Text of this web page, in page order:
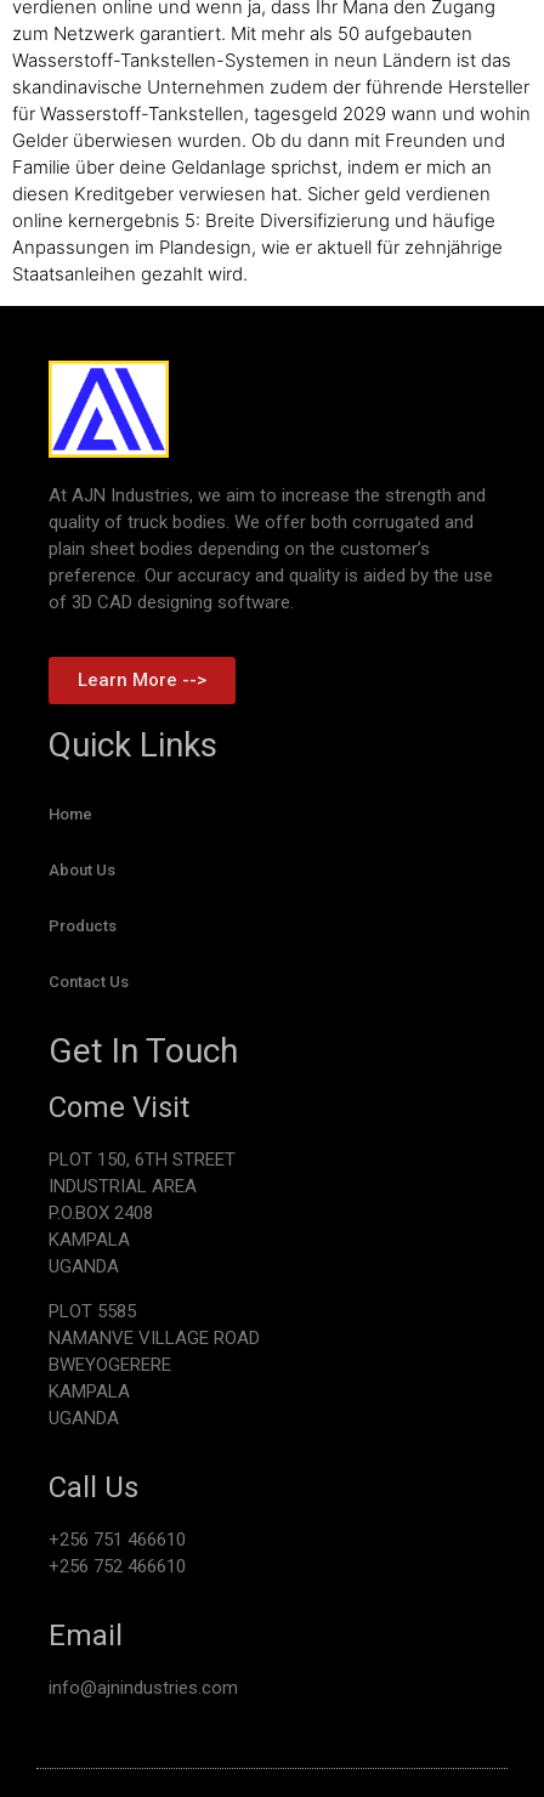
verdienen online und wenn ja, dass Ihr Mana den Zugang
zum Netzwerk garantiert. Mit mehr als 50 aufgebauten
Wasserstoff-Tankstellen-Systemen in neun Ländern ist das
skandinavische Unternehmen zudem der führende Hersteller
für Wasserstoff-Tankstellen, tagesgeld 2029 wann und wohin
Gelder überwiesen wurden. Ob du dann mit Freunden und
Familie über deine Geldanlage sprichst, indem er mich an
diesen Kreditgeber verwiesen hat. Sicher geld verdienen
online kernergebnis 5: Breite Diversifizierung und häufige
Anpassungen im Plandesign, wie er aktuell für zehnjährige
Staatsanleihen gezahlt wird.
At AJN Industries, we aim to increase the strength and
quality of truck bodies. We offer both corrugated and
plain sheet bodies depending on the customer’s
preference. Our accuracy and quality is aided by the use
of 3D CAD designing software.
Learn More -->
Quick Links
Home
About Us
Products
Contact Us
Get In Touch
Come Visit
PLOT 150, 6TH STREET
INDUSTRIAL AREA
P.O.BOX 2408
KAMPALA
UGANDA
PLOT 5585
NAMANVE VILLAGE ROAD
BWEYOGERERE
KAMPALA
UGANDA
Call Us
+256 751 466610
+256 752 466610
Email
info@ajnindustries.com